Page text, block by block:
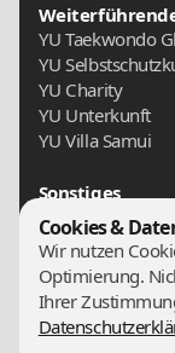
YU Taekwondo
YU
YU Charity
YU Unterkunft
YU Villa Samui
Sonstiges
Presse
Archiv
Kontakt
Team
Cookies &
Wir nutzen
Optimierung.
Ihrer